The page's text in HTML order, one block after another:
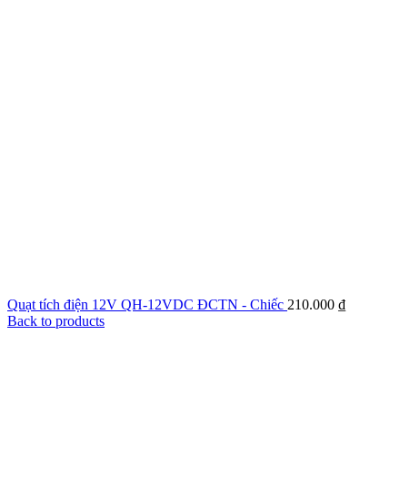
Quạt tích điện 12V QH-12VDC ĐCTN - Chiếc 210.000 ₫
Back to products